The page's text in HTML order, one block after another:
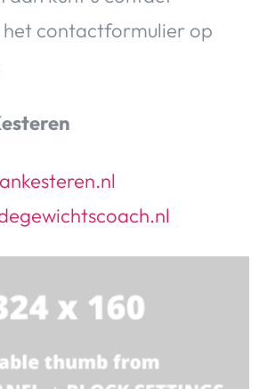
het contactformulier op